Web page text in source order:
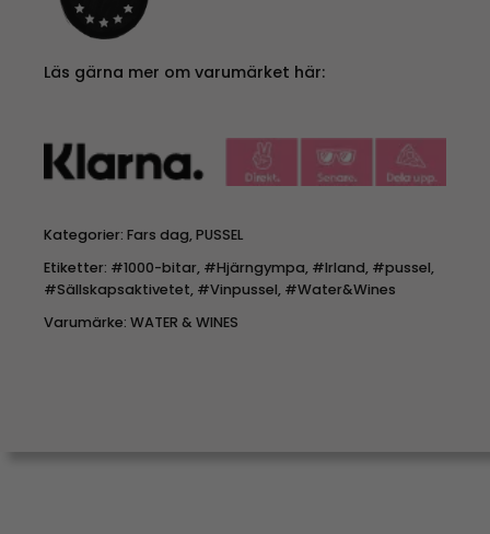
Läs gärna mer om varumärket här:
Kategorier: Fars dag,PUSSEL
Etiketter: #1000-bitar, #Hjärngympa, #Irland, #pussel,
#Sällskapsaktivetet, #Vinpussel, #Water&Wines
Varumärke: WATER & WINES